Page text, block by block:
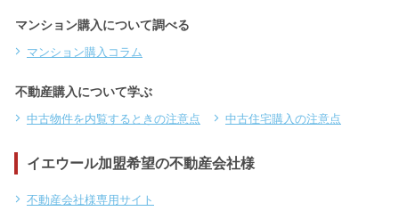
マンション購入について調べる
マンション購入コラム
不動産購入について学ぶ
中古物件を内覧するときの注意点 中古住宅購入の注意点
イエウール加盟希望の不動産会社様
不動産会社様専用サイト